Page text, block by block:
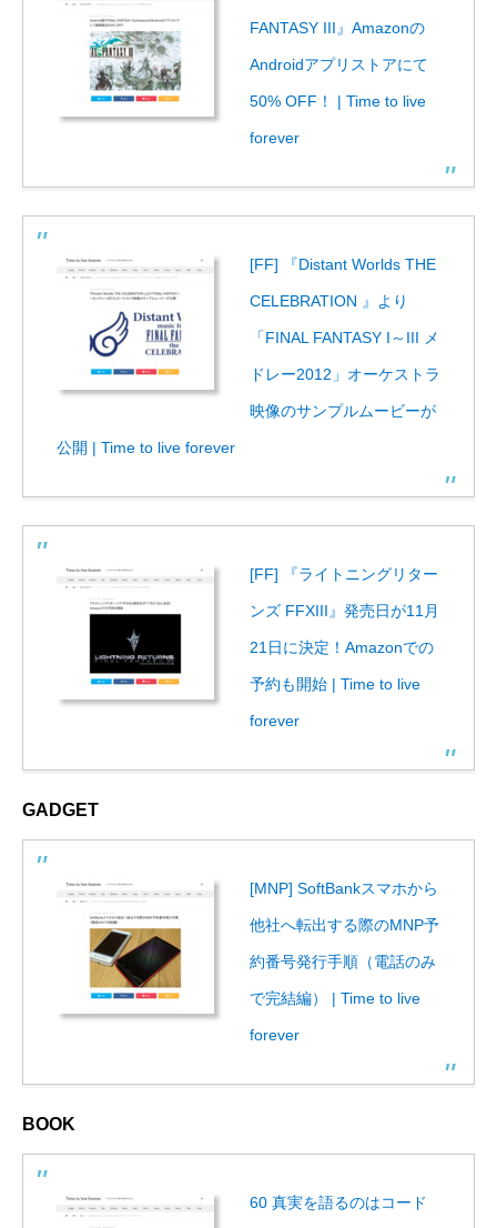
FANTASY III』Amazonの
Androidアプリストアにて
50% OFF！ | Time to live
forever
[FF] 『Distant Worlds THE
CELEBRATION 』より
「FINAL FANTASY I～III メ
ドレー2012」オーケストラ
映像のサンプルムービーが
公開 | Time to live forever
[FF] 『ライトニングリター
ンズ FFXIII』発売日が11月
21日に決定！Amazonでの
予約も開始 | Time to live
forever
GADGET
[MNP] SoftBankスマホから
他社へ転出する際のMNP予
約番号発行手順（電話のみ
で完結編） | Time to live
forever
BOOK
60 真実を語るのはコード